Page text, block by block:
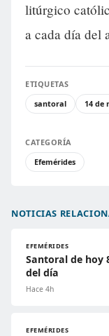
litúrgico
a cada día del
ETIQUETAS
santoral
14 de
CATEGORÍA
Efemérides
NOTICIAS
EFEMÉRIDES
Santoral de hoy
del día
Hace 4h
EFEMÉRIDES